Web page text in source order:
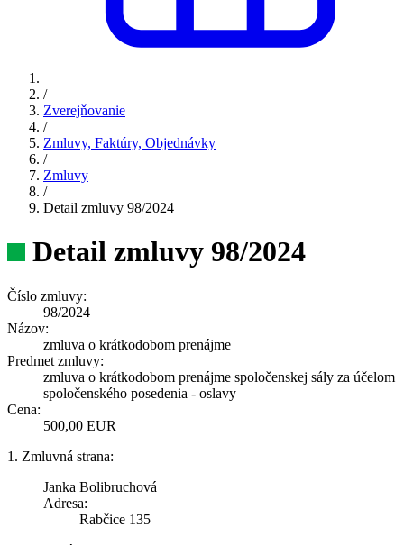
/
Zverejňovanie
/
Zmluvy, Faktúry, Objednávky
/
Zmluvy
/
Detail zmluvy 98/2024
Detail zmluvy 98/2024
Číslo zmluvy:
98/2024
Názov:
zmluva o krátkodobom prenájme
Predmet zmluvy:
zmluva o krátkodobom prenájme spoločenskej sály za účelom
spoločenského posedenia - oslavy
Cena:
500,00 EUR
1. Zmluvná strana:
Janka Bolibruchová
Adresa:
Rabčice 135